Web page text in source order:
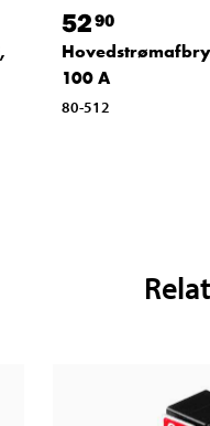
5290
100 A
80-512